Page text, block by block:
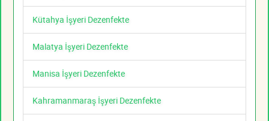
Kütahya İşyeri Dezenfekte
Malatya İşyeri Dezenfekte
Manisa İşyeri Dezenfekte
Kahramanmaraş İşyeri Dezenfekte